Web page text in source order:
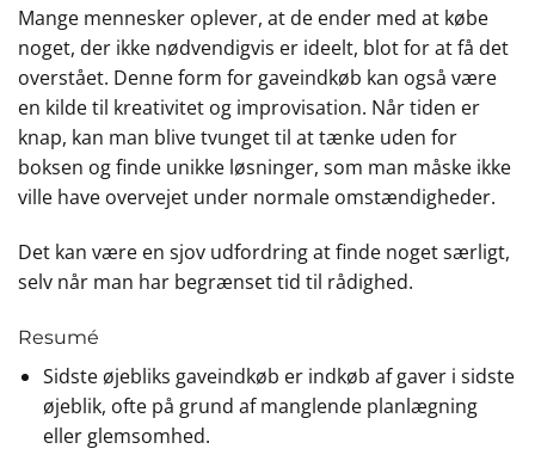
Mange mennesker oplever, at de ender med at købe
noget, der ikke nødvendigvis er ideelt, blot for at få det
overstået. Denne form for gaveindkøb kan også være
en kilde til kreativitet og improvisation. Når tiden er
knap, kan man blive tvunget til at tænke uden for
boksen og finde unikke løsninger, som man måske ikke
ville have overvejet under normale omstændigheder.
Det kan være en sjov udfordring at finde noget særligt,
selv når man har begrænset tid til rådighed.
Resumé
Sidste øjebliks gaveindkøb er indkøb af gaver i sidste
øjeblik, ofte på grund af manglende planlægning
eller glemsomhed.